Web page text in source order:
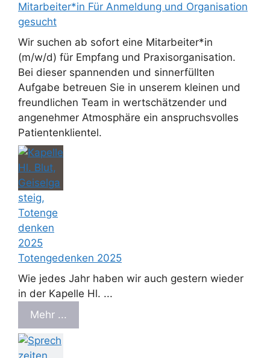
Mitarbeiter*in Für Anmeldung und Organisation
gesucht
Wir suchen ab sofort eine Mitarbeiter*in
(m/w/d) für Empfang und Praxisorganisation.
Bei dieser spannenden und sinnerfüllten
Aufgabe betreuen Sie in unserem kleinen und
freundlichen Team in wertschätzender und
angenehmer Atmosphäre ein anspruchsvolles
Patientenklientel.
Totengedenken 2025
Wie jedes Jahr haben wir auch gestern wieder
in der Kapelle Hl. ...
Mehr ...